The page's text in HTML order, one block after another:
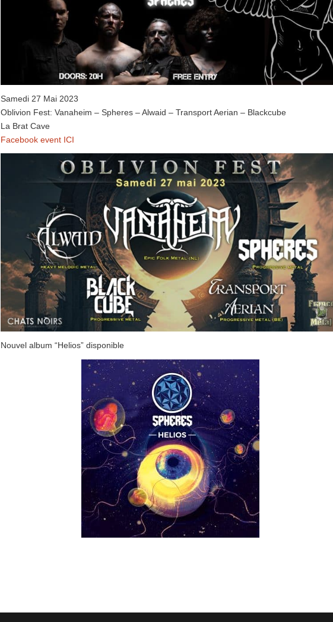
Samedi 27 Mai 2023
Oblivion Fest: Vanaheim – Spheres – Alwaid – Transport Aerian – Blackcube
La Brat Cave
Facebook event ICI
Nouvel album “Helios” disponible